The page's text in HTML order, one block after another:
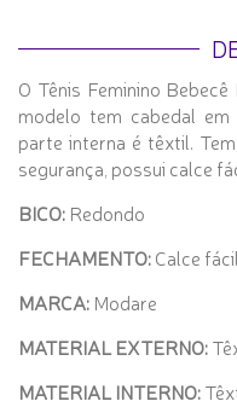
O Tênis Feminino
modelo tem cabedal
parte interna é têxtil.
segurança, possui calce
BICO: Redondo
FECHAMENTO:Calce fácil
MARCA: Modare
MATERIAL EXTERNO:
MATERIAL INTERNO: